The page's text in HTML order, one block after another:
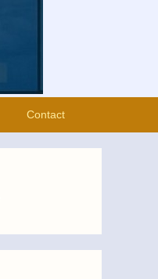
Contact